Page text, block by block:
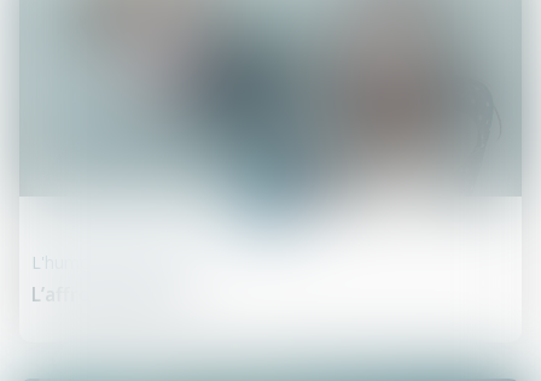
L’affront marital
L'humour et la justice